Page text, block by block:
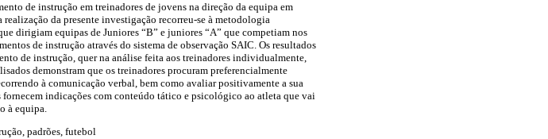
de instrução em treinadores de jovens na direção da equipa em
da presente investigação recorreu-se à metodologia
dirigiam equipas de Juniores “B” e juniores “A” que competiam nos
de instrução através do sistema de observação SAIC. Os resultados
de instrução, quer na análise feita aos treinadores individualmente,
demonstram que os treinadores procuram preferencialmente
à comunicação verbal, bem como avaliar positivamente a sua
indicações com conteúdo tático e psicológico ao atleta que vai
à equipa.
padrões, futebol